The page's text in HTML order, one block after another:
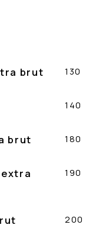
brut 130
140
brut 180
190
200